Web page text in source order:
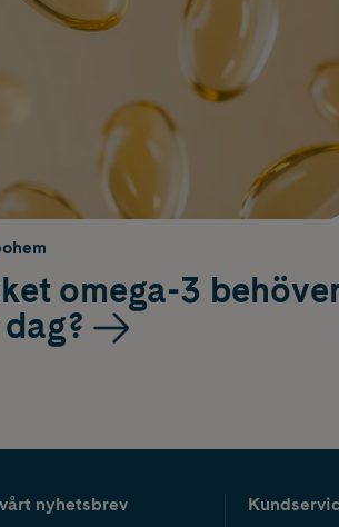
omega-3
nyhetsbrev